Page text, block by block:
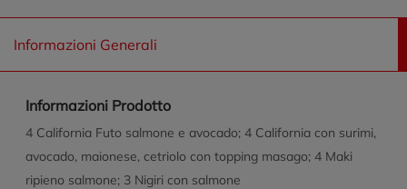
Informazioni Generali
Informazioni Prodotto
4 California Futo salmone e avocado; 4 California con surimi,
avocado, maionese, cetriolo con topping masago; 4 Maki
ripieno salmone; 3 Nigiri con salmone